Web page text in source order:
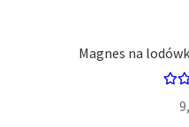
Magnes na